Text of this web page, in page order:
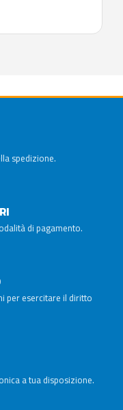
spedizione.
di pagamento.
per esercitare il diritto
a tua disposizione.